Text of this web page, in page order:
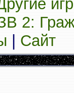
2:
Сайт